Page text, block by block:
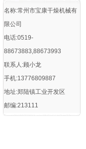
名称:常州市宝康干燥机械有
限公司
电话:0519-
88673883,88673993
联系人:顾小龙
手机:13776809887
地址:郑陆镇工业开发区
邮编:213111